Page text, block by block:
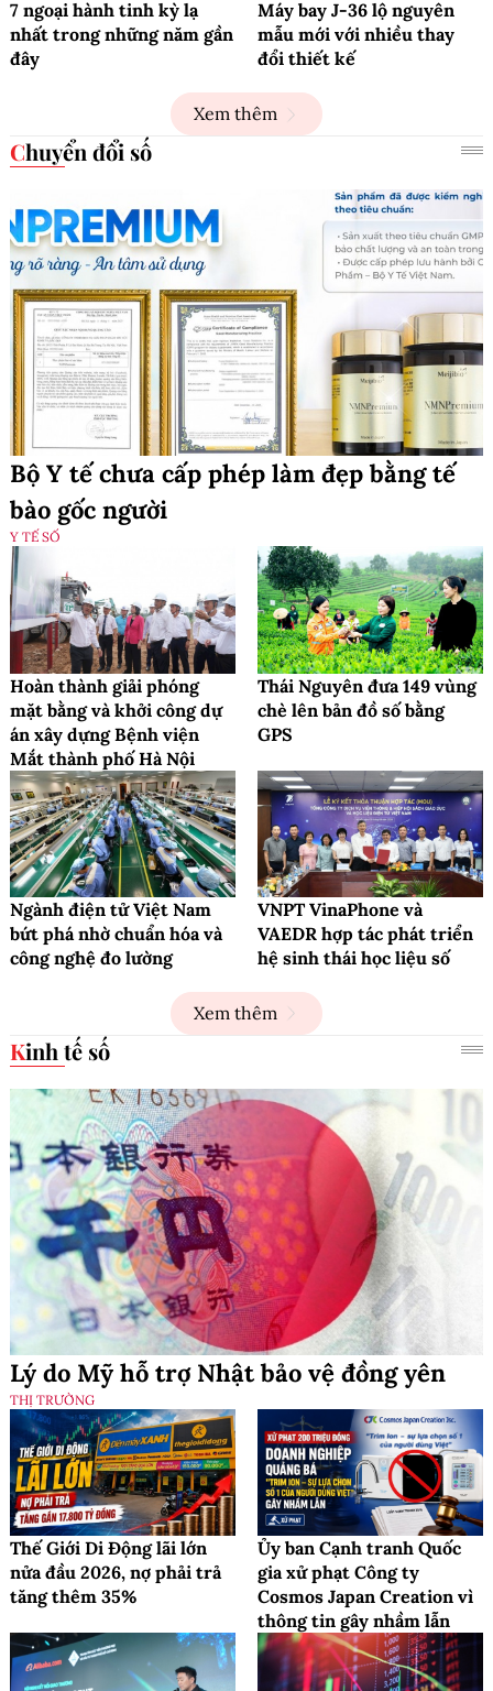
7 ngoại hành tinh kỳ lạ
nhất trong những năm gần
đây
Máy bay J-36 lộ nguyên
mẫu mới với nhiều thay
đổi thiết kế
Xem thêm
Chuyển đổi số
Bộ Y tế chưa cấp phép làm đẹp bằng tế
bào gốc người
Y TẾ SỐ
Hoàn thành giải phóng
mặt bằng và khởi công dự
án xây dựng Bệnh viện
Mắt thành phố Hà Nội
Thái Nguyên đưa 149 vùng
chè lên bản đồ số bằng
GPS
Ngành điện tử Việt Nam
bứt phá nhờ chuẩn hóa và
công nghệ đo lường
VNPT VinaPhone và
VAEDR hợp tác phát triển
hệ sinh thái học liệu số
Xem thêm
Kinh tế số
Lý do Mỹ hỗ trợ Nhật bảo vệ đồng yên
THỊ TRƯỜNG
Thế Giới Di Động lãi lớn
nửa đầu 2026, nợ phải trả
tăng thêm 35%
Ủy ban Cạnh tranh Quốc
gia xử phạt Công ty
Cosmos Japan Creation vì
thông tin gây nhầm lẫn